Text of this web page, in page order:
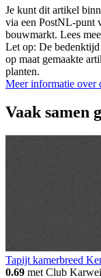
Je kunt dit artikel
via een PostNL-punt
bouwmarkt. Lees
Let op: De
op maat gemaakte
planten.
Meer informatie over
Vaak samen
Tapijt kamerbreed
0.69 met Club Karwei